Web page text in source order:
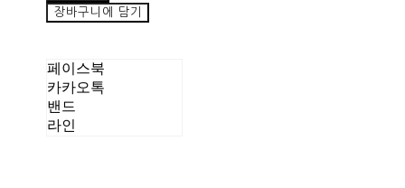
장바구니에 담기
페이스북
카카오톡
밴드
라인